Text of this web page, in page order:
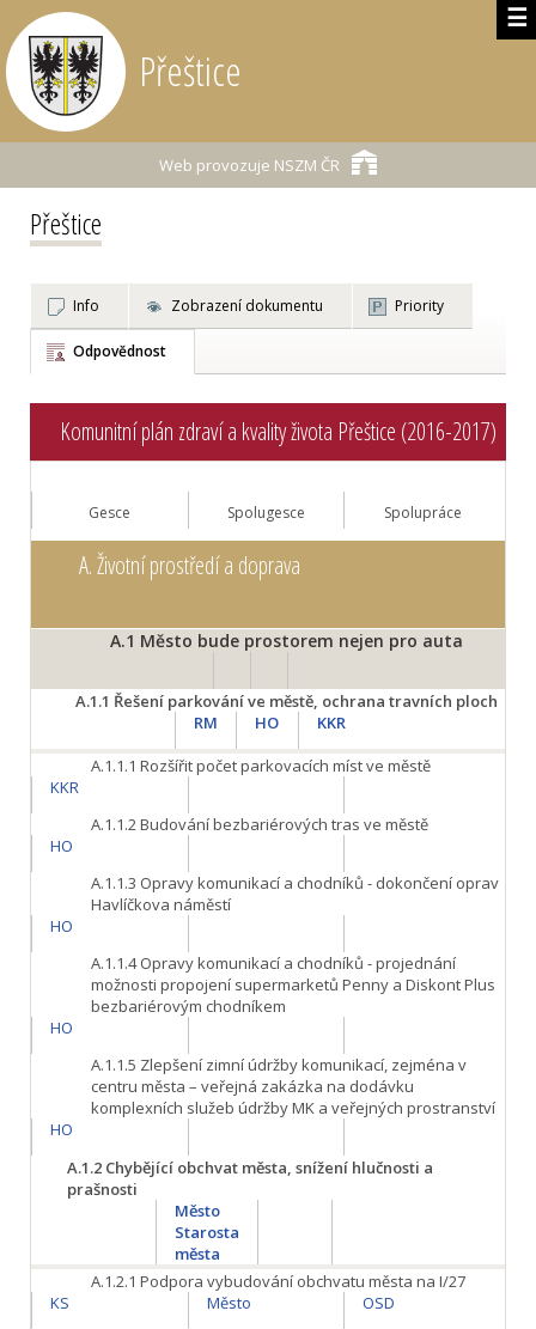
☰
Přeštice
Web provozuje NSZM ČR
Přeštice
Info Zobrazení dokumentu Priority
Odpovědnost
Komunitní plán zdraví a kvality života Přeštice (2016-2017)
Gesce Spolugesce Spolupráce
A.Životní prostředí a doprava
A.1 Město bude prostorem nejen pro auta
A.1.1 Řešení parkování ve městě, ochrana travních ploch
RM
HO
KKR
A.1.1.1 Rozšířit počet parkovacích míst ve městě
KKR
A.1.1.2Budování bezbariérových tras ve městě
HO
A.1.1.3 Opravy komunikací a chodníků - dokončení oprav
Havlíčkova náměstí
HO
A.1.1.4Opravy komunikací a chodníků - projednání
možnosti propojení supermarketů Penny a Diskont Plus
bezbariérovým chodníkem
HO
A.1.1.5 Zlepšení zimní údržby komunikací, zejména v
centru města – veřejná zakázka na dodávku
komplexních služeb údržby MK a veřejných prostranství
HO
A.1.2 Chybějící obchvat města, snížení hlučnosti a
prašnosti
Město
Starosta
města
A.1.2.1 Podpora vybudování obchvatu města na I/27
KS
Město
OSD